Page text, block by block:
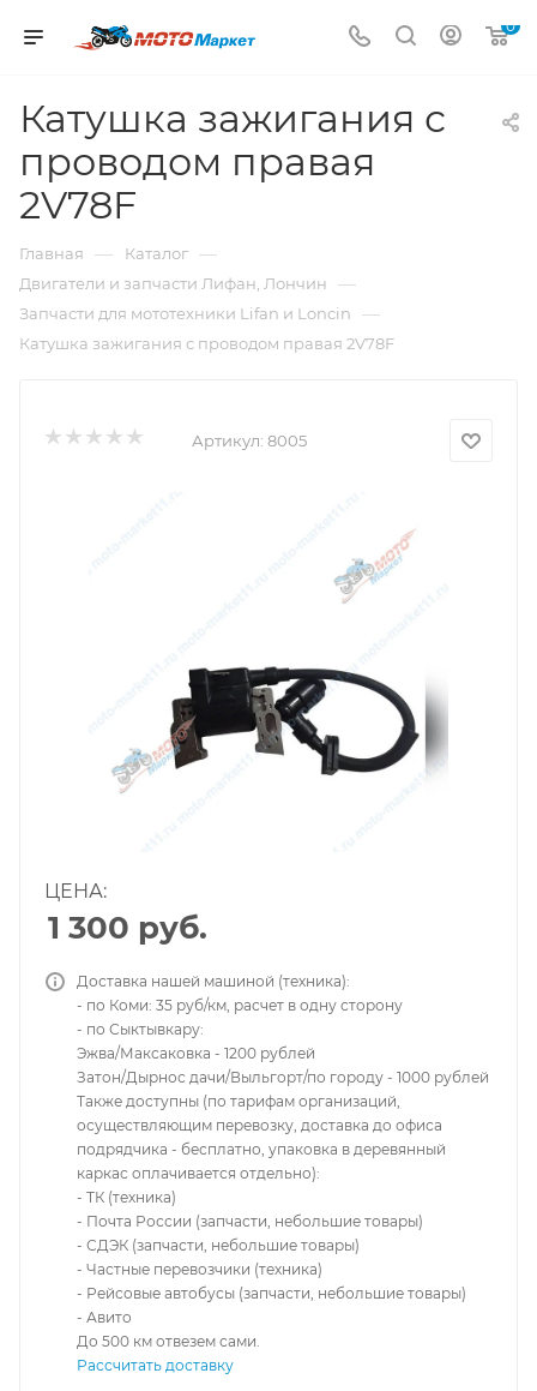
0
Катушка зажигания с
проводом правая
2V78F
Главная — Каталог —
Двигатели и запчасти Лифан, Лончин —
Запчасти для мототехники Lifan и Loncin —
Катушка зажигания с проводом правая 2V78F
Артикул: 8005
ЦЕНА:
1 300 руб.
Доставка нашей машиной (техника):
- по Коми: 35 руб/км, расчет в одну сторону
- по Сыктывкару:
Эжва/Максаковка - 1200 рублей
Затон/Дырнос дачи/Выльгорт/по городу - 1000 рублей
Также доступны (по тарифам организаций,
осуществляющим перевозку, доставка до офиса
подрядчика - бесплатно, упаковка в деревянный
каркас оплачивается отдельно):
- ТК (техника)
- Почта России (запчасти, небольшие товары)
- СДЭК (запчасти, небольшие товары)
- Частные перевозчики (техника)
- Рейсовые автобусы (запчасти, небольшие товары)
- Авито
До 500 км отвезем сами.
Рассчитать доставку